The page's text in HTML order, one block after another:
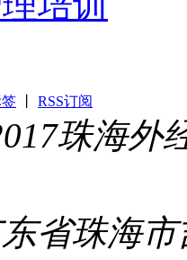
RSS订阅
珠海
省珠海